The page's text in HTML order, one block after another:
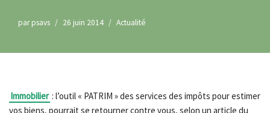
parpsavs 26 juin 2014 Actualité
Immobilier : l’outil « PATRIM » des services des impôts pour estimer
vos biens, pourrait se retourner contre vous, selon un article du